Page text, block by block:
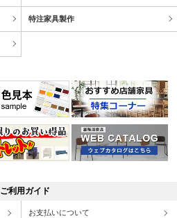
特注家具製作
ご利用ガイド
お支払いについて